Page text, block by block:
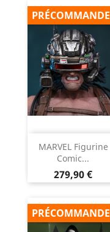
MARVEL Figurine
Comic...
Prix
279,90 €
PRÉCOMMANDE
PRÉCOMMANDE